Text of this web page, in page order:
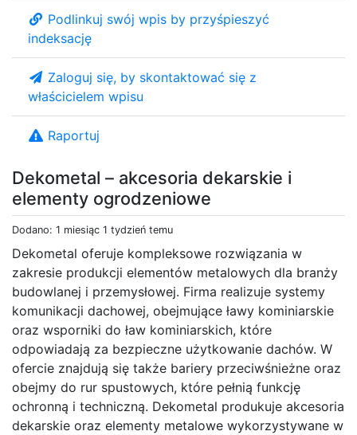
Dekometal – akcesoria dekarskie i
elementy ogrodzeniowe
Dodano: 1 miesiąc 1 tydzień temu
Dekometal oferuje kompleksowe rozwiązania w
zakresie produkcji elementów metalowych dla branży
budowlanej i przemysłowej. Firma realizuje systemy
komunikacji dachowej, obejmujące ławy kominiarskie
oraz wsporniki do ław kominiarskich, które
odpowiadają za bezpieczne użytkowanie dachów. W
ofercie znajdują się także bariery przeciwśnieżne oraz
obejmy do rur spustowych, które pełnią funkcję
ochronną i techniczną. Dekometal produkuje akcesoria
dekarskie oraz elementy metalowe wykorzystywane w
Podlinkuj swój wpis by przyśpieszyć
indeksację
Zaloguj się, by skontaktować się z
właścicielem wpisu
Raportuj